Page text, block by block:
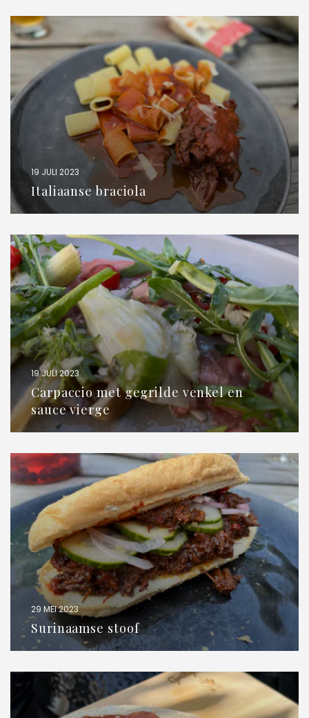
19 JULI 2023
Italiaanse braciola
19 JULI 2023
Carpaccio met gegrilde venkel en
sauce vierge
29 MEI 2023
Surinaamse stoof